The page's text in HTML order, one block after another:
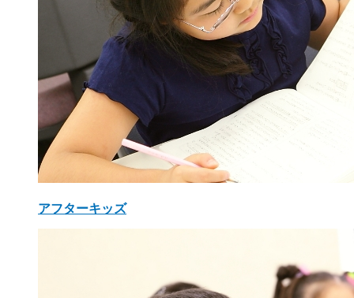
アフターキッズ